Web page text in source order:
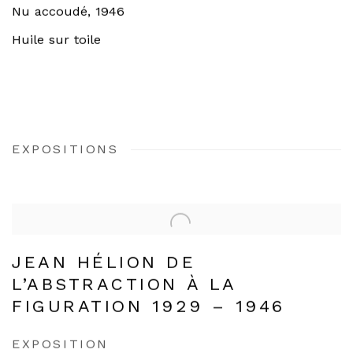
Nu accoudé, 1946
Huile sur toile
EXPOSITIONS
JEAN HÉLION DE
L’ABSTRACTION À LA
FIGURATION 1929 – 1946
EXPOSITION